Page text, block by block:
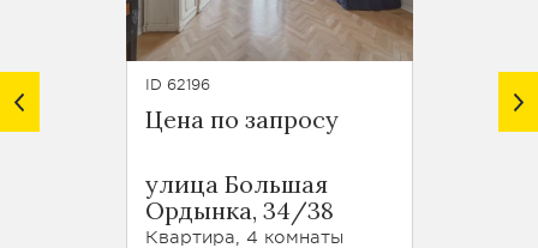
ID 62196
Цена по запросу
улица Большая
Ордынка, 34/38
Квартира, 4 комнаты